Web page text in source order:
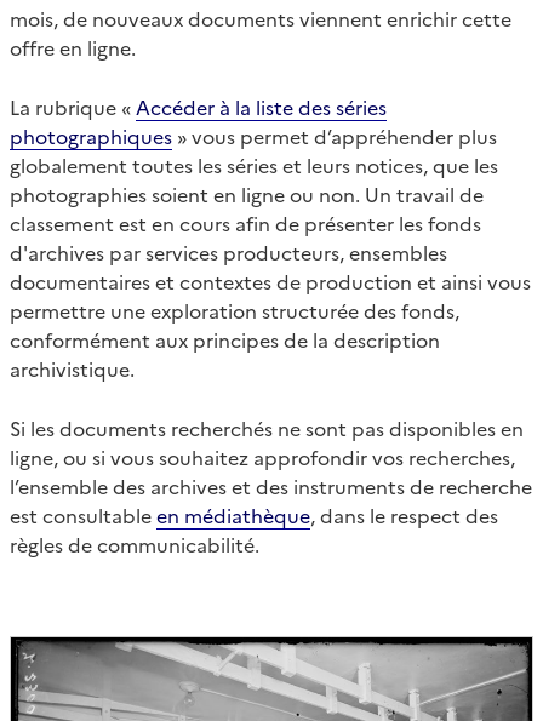
mois, de nouveaux documents viennent enrichir cette
offre en ligne.
La rubrique « Accéder à la liste des séries
photographiques » vous permet d’appréhender plus
globalement toutes les séries et leurs notices, que les
photographies soient en ligne ou non. Un travail de
classement est en cours afin de présenter les fonds
d'archives par services producteurs, ensembles
documentaires et contextes de production et ainsi vous
permettre une exploration structurée des fonds,
conformément aux principes de la description
archivistique.
Si les documents recherchés ne sont pas disponibles en
ligne, ou si vous souhaitez approfondir vos recherches,
l’ensemble des archives et des instruments de recherche
est consultableen médiathèque, dans le respect des
règles de communicabilité.